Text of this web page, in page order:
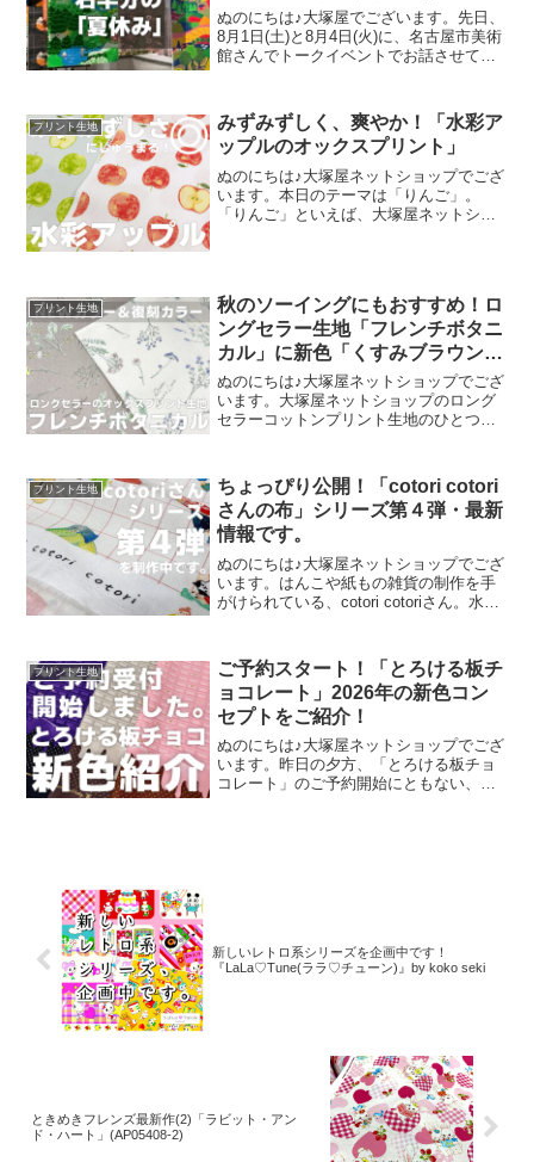
ぬのにちは♪大塚屋でございます。先日、
8月1日(土)と8月4日(火)に、名古屋市美術
館さんでトークイベントでお話させてい
客さまにご来場いただきましたことを御
礼申し上
プリント生地
みずみずしく、爽やか！「水彩ア
ップルのオックスプリント」
ぬのにちは♪大塚屋ネットショップでござ
います。本日のテーマは「りんご」。
「りんご」といえば、大塚屋ネットショ
プリント生地
秋のソーイングにもおすすめ！ロ
ングセラー生地「フレンチボタニ
カル」に新色「くすみブラウン」
が登場！
ぬのにちは♪大塚屋ネットショップでござ
います。大塚屋ネットショップのロング
セラーコットンプリント生地のひとつ
た「ペールピンク」の再販が、この度決
定いたしました。2026
プリント生地
ちょっぴり公開！「cotori cotori
さんの布」シリーズ第４弾・最新
情報です。
ぬのにちは♪大塚屋ネットショップでござ
います。はんこや紙もの雑貨の制作を手
がけられている、cotori cotoriさん。水彩
開されています。cotori cotori
プリント生地
ご予約スタート！「とろける板チ
ョコレート」2026年の新色コン
セプトをご紹介！
ぬのにちは♪大塚屋ネットショップでござ
います。昨日の夕方、「とろける板チョ
コレート」のご予約開始にともない、イ
新しいレトロ系シリーズを企画中です！
『LaLa♡Tune(ララ♡チューン)』by koko seki
ときめきフレンズ最新作(2)「ラビット・アン
ド・ハート」(AP05408-2)